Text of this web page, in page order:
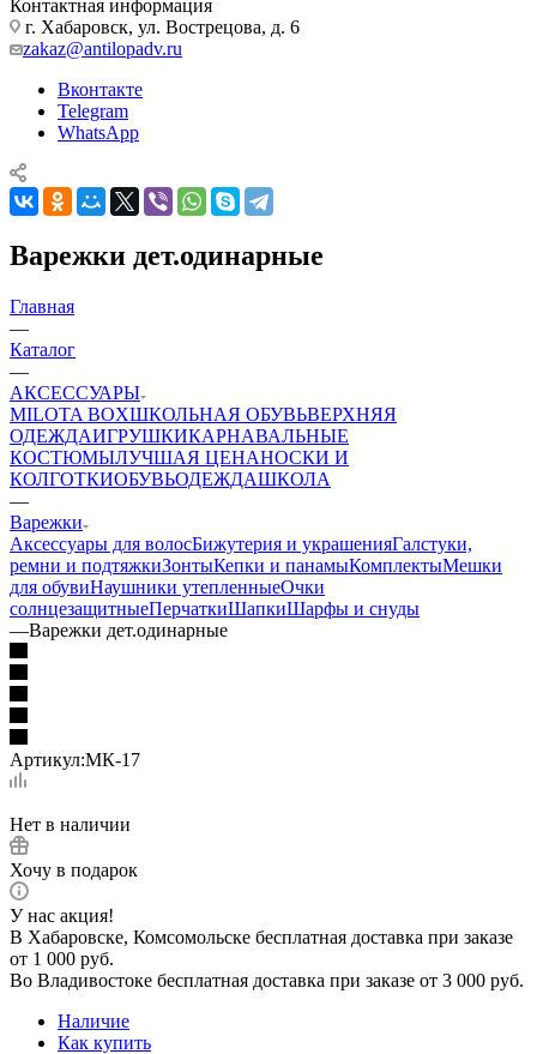
Контактная информация
г. Хабаровск, ул. Вострецова, д. 6
zakaz@antilopadv.ru
Вконтакте
Telegram
WhatsApp
Варежки дет.одинарные
Главная
—
Каталог
—
АКСЕССУАРЫ
MILOTA BOXШКОЛЬНАЯ ОБУВЬВЕРХНЯЯ
ОДЕЖДАИГРУШКИКАРНАВАЛЬНЫЕ
КОСТЮМЫЛУЧШАЯ ЦЕНАНОСКИ И
КОЛГОТКИОБУВЬОДЕЖДАШКОЛА
—
Варежки
Аксессуары для волосБижутерия и украшенияГалстуки,
ремни и подтяжкиЗонтыКепки и панамыКомплектыМешки
для обувиНаушники утепленныеОчки
солнцезащитныеПерчаткиШапкиШарфы и снуды
—Варежки дет.одинарные
Артикул:МК-17
Нет в наличии
Хочу в подарок
У нас акция!
В Хабаровске, Комсомольске бесплатная доставка при заказе
от 1 000 руб.
Во Владивостоке бесплатная доставка при заказе от 3 000 руб.
Наличие
Как купить